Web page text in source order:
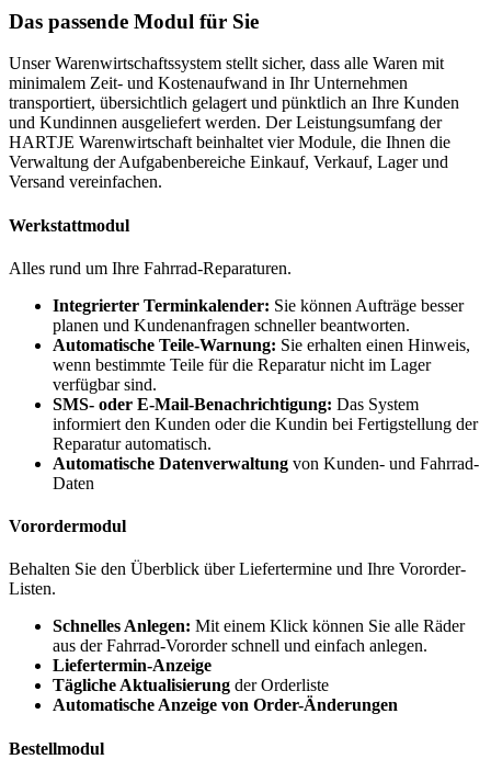
Das passende Modul für Sie
Unser Warenwirtschaftssystem stellt sicher, dass alle Waren mit
minimalem Zeit- und Kostenaufwand in Ihr Unternehmen
transportiert, übersichtlich gelagert und pünktlich an Ihre Kunden
und Kundinnen ausgeliefert werden. Der Leistungsumfang der
HARTJE Warenwirtschaft beinhaltet vier Module, die Ihnen die
Verwaltung der Aufgabenbereiche Einkauf, Verkauf, Lager und
Versand vereinfachen.
Werkstattmodul
Alles rund um Ihre Fahrrad-Reparaturen.
Integrierter Terminkalender: Sie können Aufträge besser
planen und Kundenanfragen schneller beantworten.
Automatische Teile-Warnung: Sie erhalten einen Hinweis,
wenn bestimmte Teile für die Reparatur nicht im Lager
verfügbar sind.
SMS- oder E-Mail-Benachrichtigung: Das System
informiert den Kunden oder die Kundin bei Fertigstellung der
Reparatur automatisch.
Automatische Datenverwaltung von Kunden- und Fahrrad-
Daten
Vorordermodul
Behalten Sie den Überblick über Liefertermine und Ihre Vororder-
Listen.
Schnelles Anlegen: Mit einem Klick können Sie alle Räder
aus der Fahrrad-Vororder schnell und einfach anlegen.
Liefertermin-Anzeige
Tägliche Aktualisierung der Orderliste
Automatische Anzeige von Order-Änderungen
Bestellmodul